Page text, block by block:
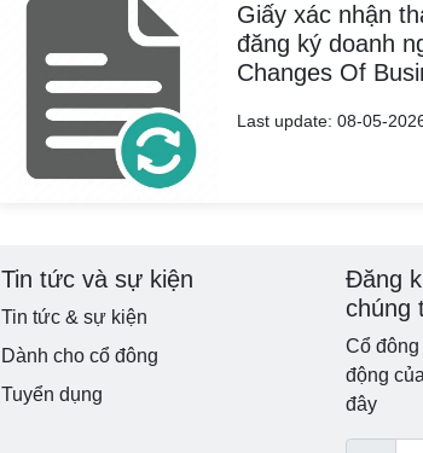
Giấy xác nhận
đăng ký doanh
Changes Of
Last update: 08-05-
Tin tức và sự kiện
Tin tức & sự kiện
Dành cho cổ đông
Tuyển dụng
Đăng
chúng
Cổ
động
đây